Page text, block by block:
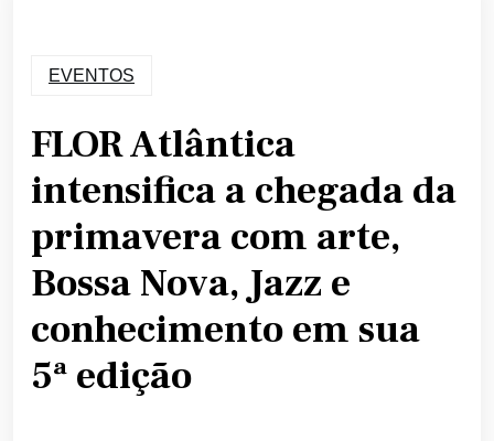
EVENTOS
FLOR Atlântica
intensifica a chegada da
primavera com arte,
Bossa Nova, Jazz e
conhecimento em sua
5ª edição